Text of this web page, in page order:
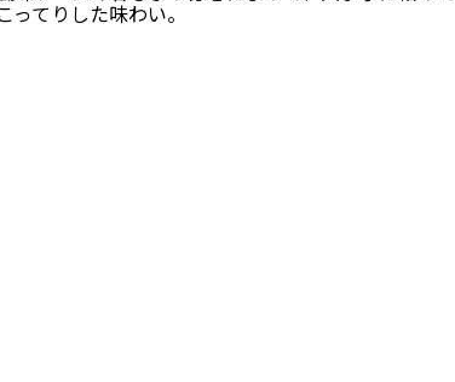
てりした味わい。